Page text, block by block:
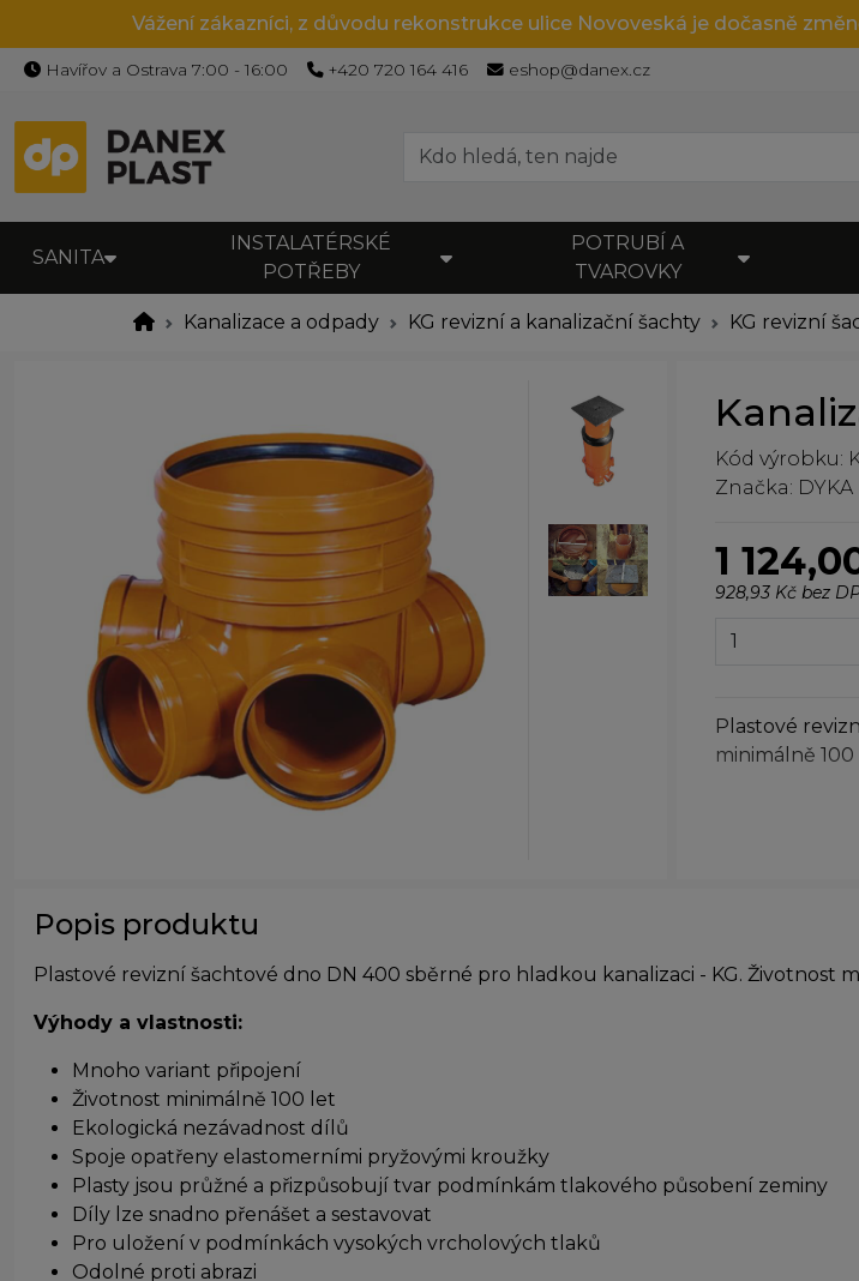
Vážení zákazníci, z důvodu rekonstrukce ulice Novoveská je dočasně
Havířov a Ostrava 7:00 - 16:00 +420 720 164 416 eshop@danex.cz
SANITA
INSTALATÉRSKÉ
POTŘEBY
POTRUBÍ A
TVAROVKY
Kanalizace a odpady KG revizní a kanalizační šachty KG revizní
Kód výrobku:
Značka: DYKA
1
928,93 Kč bez
Plastové
minimálně
Popis produktu
Plastové revizní šachtové dno DN 400 sběrné pro hladkou kanalizaci - KG. Životnost
Výhody a vlastnosti:
Mnoho variant připojení
Životnost minimálně 100 let
Ekologická nezávadnost dílů
Spoje opatřeny elastomerními pryžovými kroužky
Plasty jsou průžné a přizpůsobují tvar podmínkám tlakového působení zeminy
Díly lze snadno přenášet a sestavovat
Pro uložení v podmínkách vysokých vrcholových tlaků
Odolné proti abrazi